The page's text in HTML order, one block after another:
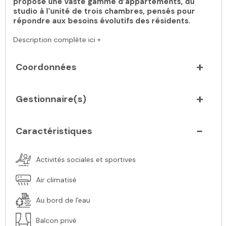
studio à l'unité de trois chambres, pensés pour
répondre aux besoins évolutifs des résidents.
Description complète ici +
Coordonnées
Gestionnaire(s)
Caractéristiques
Activités sociales et sportives
Air climatisé
Au bord de l'eau
Balcon privé